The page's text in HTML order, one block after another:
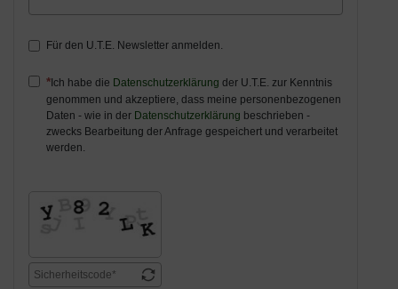
Für den U.T.E. Newsletter anmelden.
Ich habe die Datenschutzerklärung der U.T.E. zur Kenntnis
genommen und akzeptiere, dass meine personenbezogenen
Daten - wie in der Datenschutzerklärung beschrieben -
zwecks Bearbeitung der Anfrage gespeichert und verarbeitet
werden.